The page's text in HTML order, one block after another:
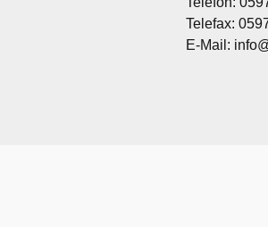
Telefax:
E-Mail: